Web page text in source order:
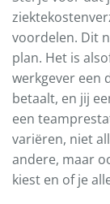
voordelen. Dit
plan. Het is
werkgever een
betaalt, en jij
een
variëren, niet
andere, maar
kiest en of je